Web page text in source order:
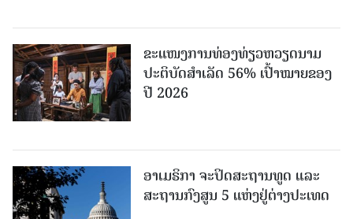
ຂະ​ແໜງ​ການ​ທ່ອງ​ທ່ຽວຫວຽດນາມ ​
ປະ​ຕິ​ບັດ​ສຳ​ເລັດ 56% ເປົ້າ​ໝາຍຂອງ
ປີ 2026
ອາເມຣິກາ ຈະປິດສະຖານທູດ ແ​ລະ
ສະຖານກົງສູນ 5 ແຫ່ງ​ຢູ່​ຕ່າງ​ປະ​ເທດ